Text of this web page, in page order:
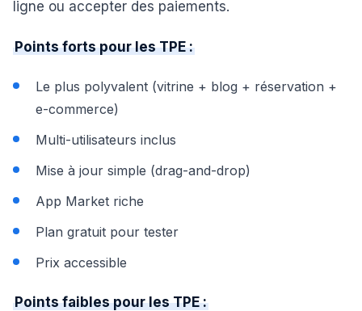
ligne ou accepter des paiements.
Points forts pour les TPE :
Le plus polyvalent (vitrine + blog + réservation +
e-commerce)
Multi-utilisateurs inclus
Mise à jour simple (drag-and-drop)
App Market riche
Plan gratuit pour tester
Prix accessible
Points faibles pour les TPE :